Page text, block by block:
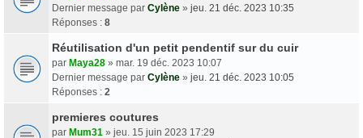
Dernier message par Cylène » jeu. 21 déc. 2023 10:35
Réponses : 8
Réutilisation d'un petit pendentif sur du cuir
par Maya28 » mar. 19 déc. 2023 10:07
Dernier message par Cylène » jeu. 21 déc. 2023 10:05
Réponses : 2
premieres coutures
par Mum31 » jeu. 15 juin 2023 17:29